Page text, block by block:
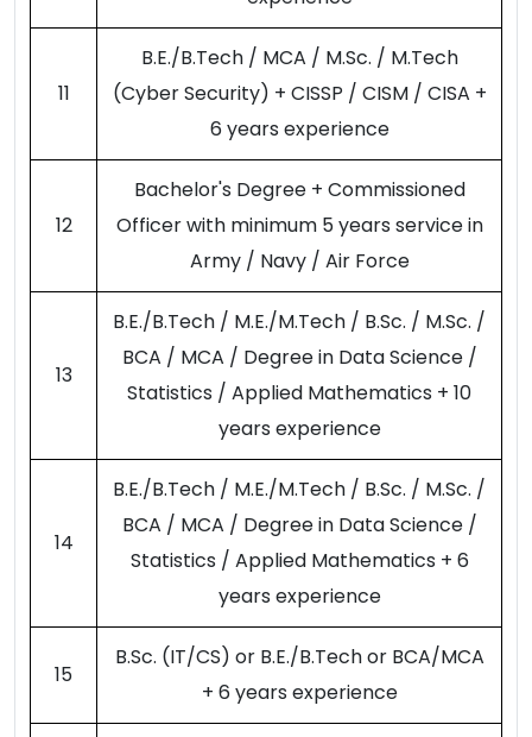
11
B.E./B.Tech / MCA / M.Sc. / M.Tech
(Cyber Security) + CISSP / CISM / CISA +
6 years experience
12
Bachelor's Degree + Commissioned
Officer with minimum 5 years service in
Army / Navy / Air Force
13
B.E./B.Tech / M.E./M.Tech / B.Sc. / M.Sc. /
BCA / MCA / Degree in Data Science /
Statistics / Applied Mathematics + 10
years experience
14
B.E./B.Tech / M.E./M.Tech / B.Sc. / M.Sc. /
BCA / MCA / Degree in Data Science /
Statistics / Applied Mathematics + 6
years experience
15
B.Sc. (IT/CS) or B.E./B.Tech or BCA/MCA
+ 6 years experience